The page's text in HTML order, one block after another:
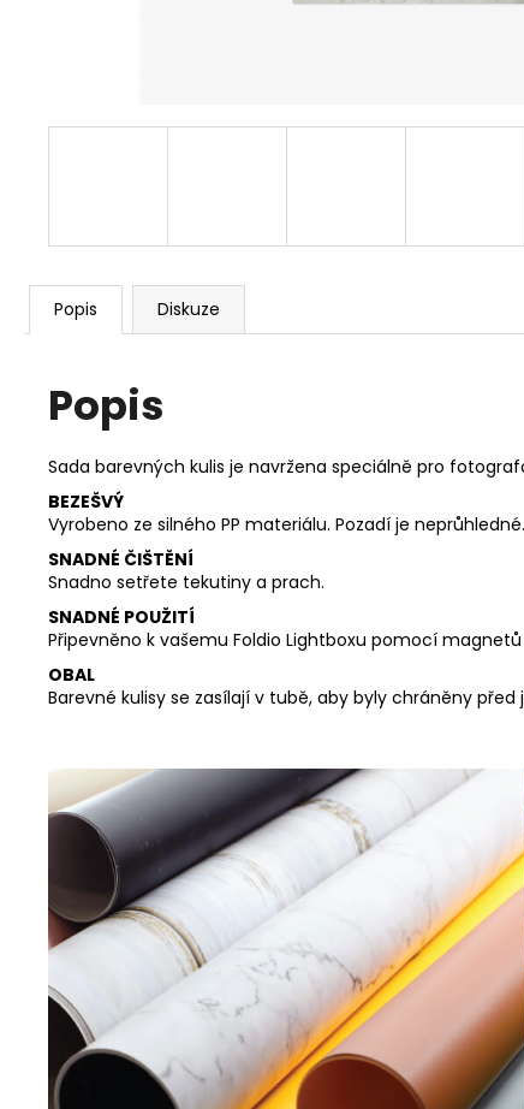
Popis Diskuze
Popis
Sada barevných kulis je navržena speciálně pro
BEZEŠVÝ
Vyrobeno ze silného PP materiálu. Pozadí je neprůhledné.
SNADNÉ ČIŠTĚNÍ
Snadno setřete tekutiny a prach.
SNADNÉ POUŽITÍ
Připevněno k vašemu Foldio Lightboxu pomocí magnetů
OBAL
Barevné kulisy se zasílají v tubě, aby byly chráněny